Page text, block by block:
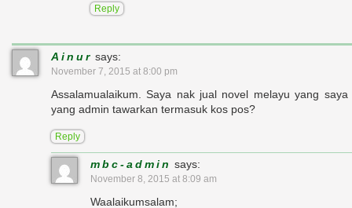
Reply
Ainur says:
November 7, 2015 at 8:00 pm
Assalamualaikum. Saya nak jual novel melayu yang
yang admin tawarkan termasuk kos pos?
Reply
mbc-admin says:
November 8, 2015 at 8:09 am
Waalaikumsalam;